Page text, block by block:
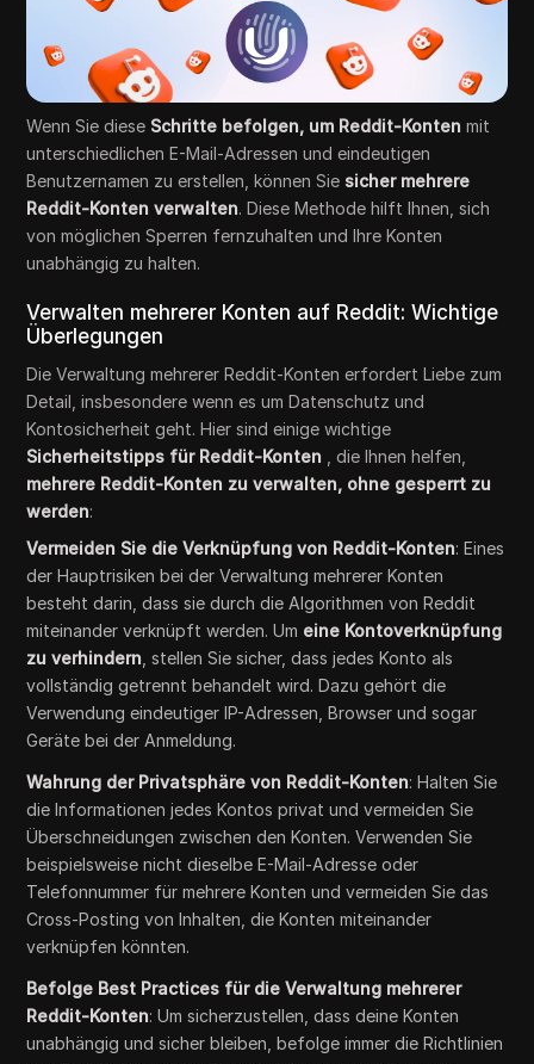
Wenn Sie diese Schritte befolgen, um Reddit-Konten mit
unterschiedlichen E-Mail-Adressen und eindeutigen
Benutzernamen zu erstellen, können Sie sicher mehrere
Reddit-Konten verwalten. Diese Methode hilft Ihnen, sich
von möglichen Sperren fernzuhalten und Ihre Konten
unabhängig zu halten.
Verwalten mehrerer Konten auf Reddit: Wichtige
Überlegungen
Die Verwaltung mehrerer Reddit-Konten erfordert Liebe zum
Detail, insbesondere wenn es um Datenschutz und
Kontosicherheit geht. Hier sind einige wichtige
Sicherheitstipps für Reddit-Konten , die Ihnen helfen,
mehrere Reddit-Konten zu verwalten, ohne gesperrt zu
werden:
Vermeiden Sie die Verknüpfung von Reddit-Konten: Eines
der Hauptrisiken bei der Verwaltung mehrerer Konten
besteht darin, dass sie durch die Algorithmen von Reddit
miteinander verknüpft werden. Um eine Kontoverknüpfung
zu verhindern , stellen Sie sicher, dass jedes Konto als
vollständig getrennt behandelt wird. Dazu gehört die
Verwendung eindeutiger IP-Adressen, Browser und sogar
Geräte bei der Anmeldung.
Wahrung der Privatsphäre von Reddit-Konten: Halten Sie
die Informationen jedes Kontos privat und vermeiden Sie
Überschneidungen zwischen den Konten. Verwenden Sie
beispielsweise nicht dieselbe E-Mail-Adresse oder
Telefonnummer für mehrere Konten und vermeiden Sie das
Cross-Posting von Inhalten, die Konten miteinander
verknüpfen könnten.
Befolge Best Practices für die Verwaltung mehrerer
Reddit-Konten: Um sicherzustellen, dass deine Konten
unabhängig und sicher bleiben, befolge immer die Richtlinien